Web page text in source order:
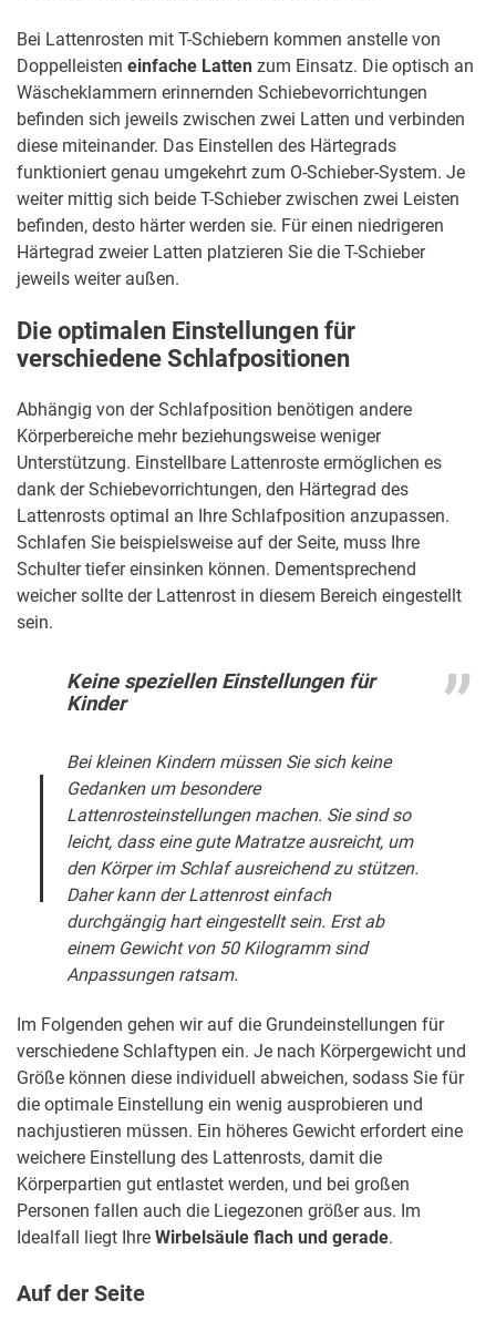
Bei Lattenrosten mit T-Schiebern kommen anstelle von
Doppelleisten einfache Latten zum Einsatz. Die optisch an
Wäscheklammern erinnernden Schiebevorrichtungen
befinden sich jeweils zwischen zwei Latten und verbinden
diese miteinander. Das Einstellen des Härtegrads
funktioniert genau umgekehrt zum O-Schieber-System. Je
weiter mittig sich beide T-Schieber zwischen zwei Leisten
befinden, desto härter werden sie. Für einen niedrigeren
Härtegrad zweier Latten platzieren Sie die T-Schieber
jeweils weiter außen.
Die optimalen Einstellungen für
verschiedene Schlafpositionen
Abhängig von der Schlafposition benötigen andere
Körperbereiche mehr beziehungsweise weniger
Unterstützung. Einstellbare Lattenroste ermöglichen es
dank der Schiebevorrichtungen, den Härtegrad des
Lattenrosts optimal an Ihre Schlafposition anzupassen.
Schlafen Sie beispielsweise auf der Seite, muss Ihre
Schulter tiefer einsinken können. Dementsprechend
weicher sollte der Lattenrost in diesem Bereich eingestellt
sein.
Keine speziellen Einstellungen für
Kinder
Bei kleinen Kindern müssen Sie sich keine
Gedanken um besondere
Lattenrosteinstellungen machen. Sie sind so
leicht, dass eine gute Matratze ausreicht, um
den Körper im Schlaf ausreichend zu stützen.
Daher kann der Lattenrost einfach
durchgängig hart eingestellt sein. Erst ab
einem Gewicht von 50 Kilogramm sind
Anpassungen ratsam.
Im Folgenden gehen wir auf die Grundeinstellungen für
verschiedene Schlaftypen ein. Je nach Körpergewicht und
Größe können diese individuell abweichen, sodass Sie für
die optimale Einstellung ein wenig ausprobieren und
nachjustieren müssen. Ein höheres Gewicht erfordert eine
weichere Einstellung des Lattenrosts, damit die
Körperpartien gut entlastet werden, und bei großen
Personen fallen auch die Liegezonen größer aus. Im
Idealfall liegt Ihre Wirbelsäule flach und gerade.
Auf der Seite